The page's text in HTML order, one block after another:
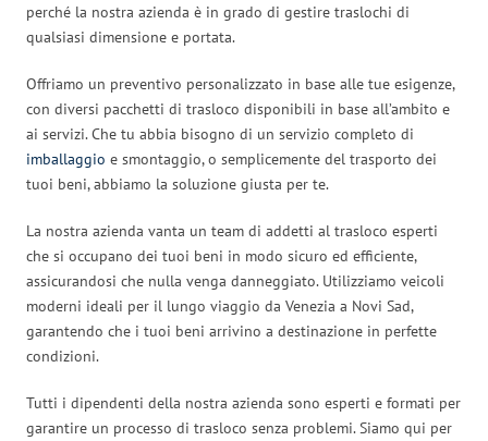
perché la nostra azienda è in grado di gestire traslochi di
qualsiasi dimensione e portata.
Offriamo un preventivo personalizzato in base alle tue esigenze,
con diversi pacchetti di trasloco disponibili in base all’ambito e
ai servizi. Che tu abbia bisogno di un servizio completo di
imballaggio e smontaggio, o semplicemente del trasporto dei
tuoi beni, abbiamo la soluzione giusta per te.
La nostra azienda vanta un team di addetti al trasloco esperti
che si occupano dei tuoi beni in modo sicuro ed efficiente,
assicurandosi che nulla venga danneggiato. Utilizziamo veicoli
moderni ideali per il lungo viaggio da Venezia a Novi Sad,
garantendo che i tuoi beni arrivino a destinazione in perfette
condizioni.
Tutti i dipendenti della nostra azienda sono esperti e formati per
garantire un processo di trasloco senza problemi. Siamo qui per